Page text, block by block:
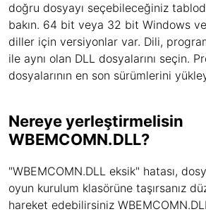
doğru dosyayı seçebileceğiniz
bakın. 64 bit veya 32 bit Windows
diller için versiyonlar var. Dili,
ile aynı olan DLL dosyalarını seçin.
dosyalarının en son sürümlerini
Nereye yerleştirmelisin
WBEMCOMN.DLL?
"WBEMCOMN.DLL eksik" hatası,
oyun kurulum klasörüne taşırsanız
hareket edebilirsiniz